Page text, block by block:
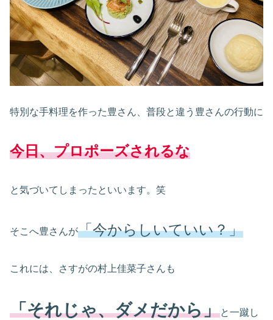
特別な手料理を作った豊さん、普段と違う豊さんの行動に
今日、プロポーズされるな
と気づいてしまったといいます。笑
そこへ豊さんが「今からしいていい？」
これには、さすがの村上佳菜子さんも
「それじゃ、ダメだから」と一蹴し